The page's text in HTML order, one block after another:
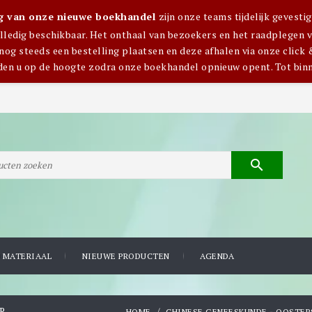
onze nieuwe boekhandel zijn onze teams tijdelijk
beschikbaar. Het onthaal van bezoekers en het
steeds een bestelling plaatsen en deze afhalen via onze
u op de hoogte zodra onze boekhandel opnieuw opent. Tot

MATERIAAL NIEUWE PRODUCTEN AGENDA